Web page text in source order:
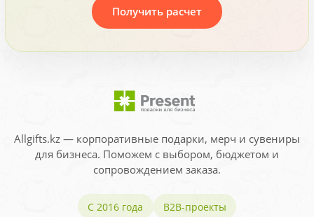
Получить расчет
Allgifts.kz — корпоративные подарки, мерч и сувениры
для бизнеса. Поможем с выбором, бюджетом и
сопровождением заказа.
С 2016 года B2B-проекты